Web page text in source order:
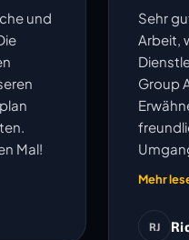
und
Mal!
die
Sehr
Arbeit,
Group
Mehr
RJ